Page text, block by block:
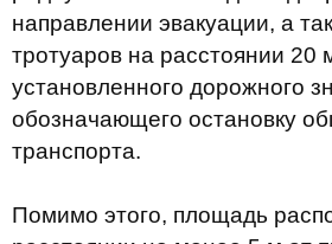
направлении эвакуации, а
тротуаров на расстоянии 20
установленного дорожного
обозначающего остановку
транспорта.
Помимо этого, площадь